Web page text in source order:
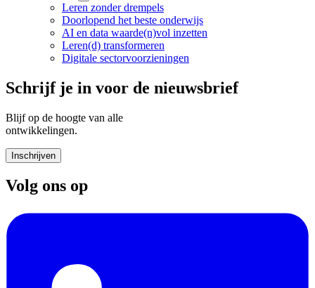
Leren zonder drempels
Doorlopend het beste onderwijs
AI en data waarde(n)vol inzetten
Leren(d) transformeren
Digitale sectorvoorzieningen
Schrijf je in voor de nieuwsbrief
Blijf op de hoogte van alle
ontwikkelingen.
Inschrijven
Volg ons op